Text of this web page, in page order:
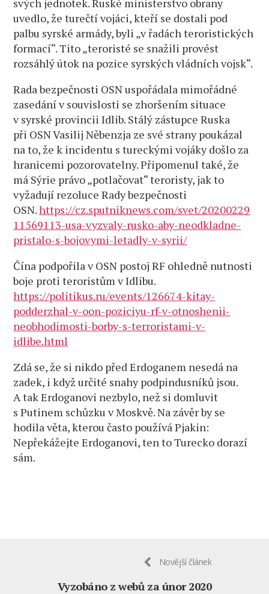
uvedlo, že turečtí vojáci, kteří se dostali pod
palbu syrské armády, byli „v řadách teroristických
formací“. Tito „teroristé se snažili provést
rozsáhlý útok na pozice syrských vládních vojsk“.
Rada bezpečnosti OSN uspořádala mimořádné
zasedání v souvislosti se zhoršením situace
v syrské provincii Idlib. Stálý zástupce Ruska
při OSN Vasilij Něbenzja ze své strany poukázal
na to, že k incidentu s tureckými vojáky došlo za
hranicemi pozorovatelny. Připomenul také, že
má Sýrie právo „potlačovat“ teroristy, jak to
vyžadují rezoluce Rady bezpečnosti
OSN.https://cz.sputniknews.com/svet/20200229
11569113-usa-vyzvaly-rusko-aby-neodkladne-
pristalo-s-bojovymi-letadly-v-syrii/
Čína podpořila v OSN postoj RF ohledně nutnosti
boje proti teroristům v Idlibu.
https://politikus.ru/events/126674-kitay-
podderzhal-v-oon-poziciyu-rf-v-otnoshenii-
neobhodimosti-borby-s-terroristami-v-
idlibe.html
Zdá se, že si nikdo před Erdoganem nesedá na
zadek, i když určité snahy podpindusníků jsou.
A tak Erdoganovi nezbylo, než si domluvit
s Putinem schůzku v Moskvě. Na závěr by se
hodila věta, kterou často používá Pjakin:
Nepřekážejte Erdoganovi, ten to Turecko dorazí
sám.
Novější článek
Vyzobáno z webů za únor 2020